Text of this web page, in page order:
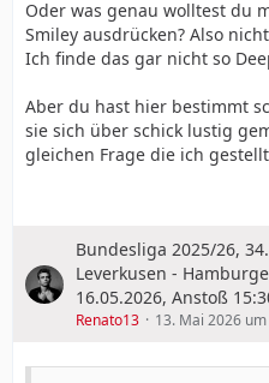
Oder was genau wolltest du
Smiley ausdrücken? Also
Ich finde das gar nicht so
Aber du hast hier bestimmt
sie sich über schick lustig
gleichen Frage die ich
Bundesliga 2025/26,
Leverkusen -
16.05.2026, Anstoß
Renato13 13. Mai 2026